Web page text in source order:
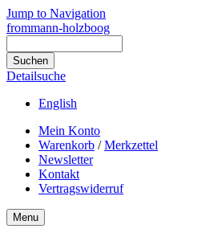
Jump to Navigation
frommann-holzboog
Detailsuche
English
Mein Konto
Warenkorb /Merkzettel
Newsletter
Kontakt
Vertragswiderruf
Menu